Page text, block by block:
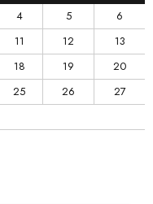
4 5
6
11 12
13
18 19
20
25 26
27